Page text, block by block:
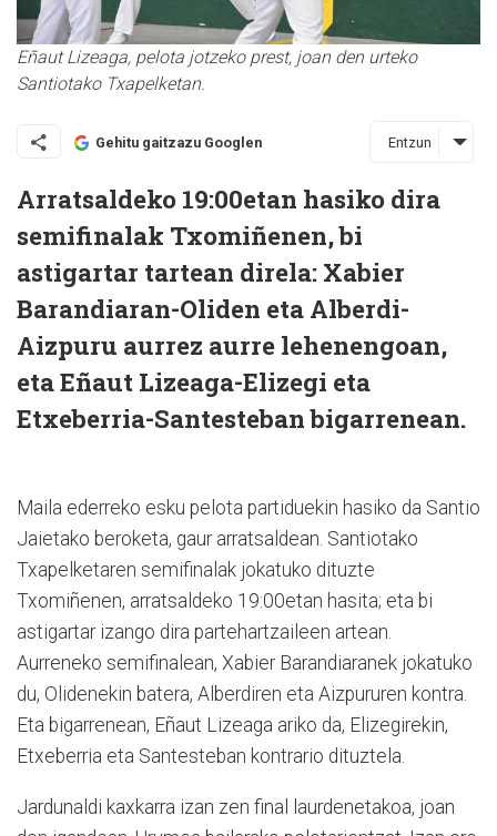
Eñaut Lizeaga, pelota jotzeko prest, joan den urteko
Santiotako Txapelketan.
Gehitu gaitzazu Googlen Entzun
Arratsaldeko 19:00etan hasiko dira
semifinalak Txomiñenen, bi
astigartar tartean direla: Xabier
Barandiaran-Oliden eta Alberdi-
Aizpuru aurrez aurre lehenengoan,
eta Eñaut Lizeaga-Elizegi eta
Etxeberria-Santesteban bigarrenean.
Maila ederreko esku pelota partiduekin hasiko da Santio
Jaietako beroketa, gaur arratsaldean. Santiotako
Txapelketaren semifinalak jokatuko dituzte
Txomiñenen, arratsaldeko 19:00etan hasita; eta bi
astigartar izango dira partehartzaileen artean.
Aurreneko semifinalean, Xabier Barandiaranek jokatuko
du, Olidenekin batera, Alberdiren eta Aizpururen kontra.
Eta bigarrenean, Eñaut Lizeaga ariko da, Elizegirekin,
Etxeberria eta Santesteban kontrario dituztela.
Jardunaldi kaxkarra izan zen final laurdenetakoa, joan